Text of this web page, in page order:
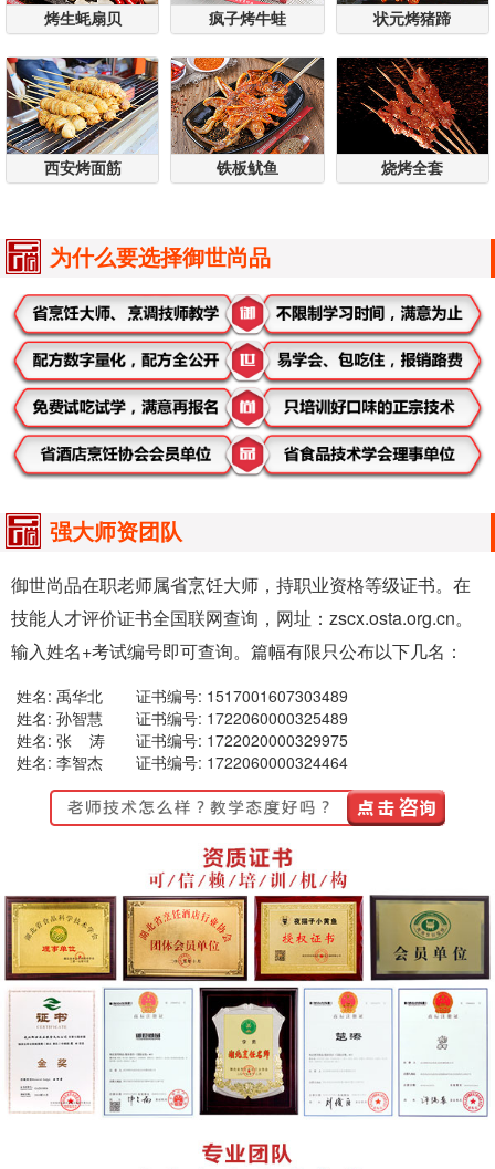
烤生蚝扇贝 疯子烤牛蛙 状元烤猪蹄
西安烤面筋 铁板鱿鱼 烧烤全套
为什么要选择御世尚品
强大师资团队
御世尚品在职老师属省烹饪大师，持职业资格等级证书。在
技能人才评价证书全国联网查询，网址：zscx.osta.org.cn。
输入姓名+考试编号即可查询。篇幅有限只公布以下几名：
姓名: 禹华北
证书编号: 1517001607303489
姓名: 孙智慧
证书编号: 1722060000325489
姓名: 张 涛
证书编号: 1722020000329975
姓名: 李智杰
证书编号: 1722060000324464